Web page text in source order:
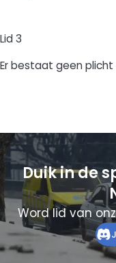
Lid 3
Er bestaat geen
Duik in de
Word lid van